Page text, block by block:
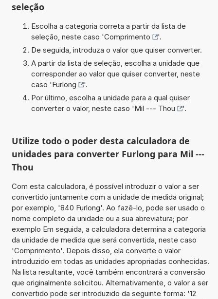
seleção
Escolha a categoria correta a partir da lista de
seleção, neste caso 'Comprimento
'.
De seguida, introduza o valor que quiser converter.
A partir da lista de seleção, escolha a unidade que
corresponder ao valor que quiser converter, neste
caso 'Furlong
'.
Por último, escolha a unidade para a qual quiser
converter o valor, neste caso 'Mil --- Thou '.
Utilize todo o poder desta calculadora de
unidades para converter Furlong para Mil ---
Thou
Com esta calculadora, é possível introduzir o valor a ser
convertido juntamente com a unidade de medida original;
por exemplo, '840 Furlong'. Ao fazê-lo, pode ser usado o
nome completo da unidade ou a sua abreviatura; por
exemplo Em seguida, a calculadora determina a categoria
da unidade de medida que será convertida, neste caso
'Comprimento'. Depois disso, ela converte o valor
introduzido em todas as unidades apropriadas conhecidas.
Na lista resultante, você também encontrará a conversão
que originalmente solicitou. Alternativamente, o valor a ser
convertido pode ser introduzido da seguinte forma: '12